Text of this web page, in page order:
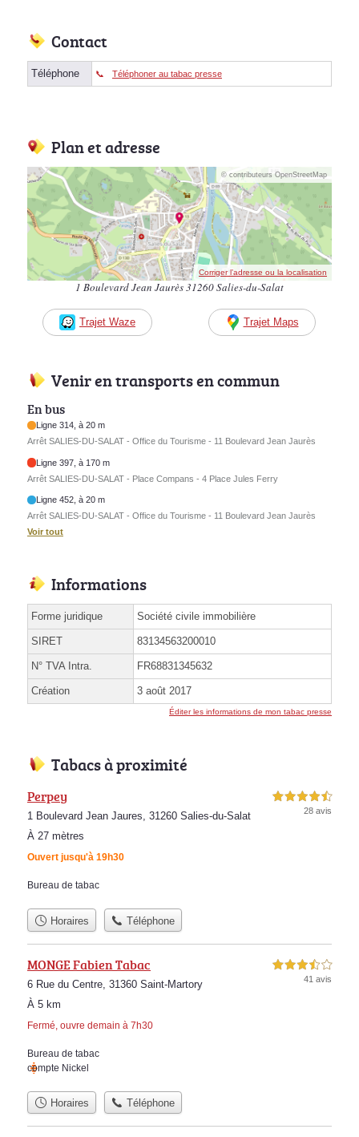
Contact
Téléphone Téléphoner au tabac presse
Plan et adresse
© contributeurs OpenStreetMap
Corriger l’adresse ou la localisation
1 Boulevard Jean Jaurès 31260 Salies-du-Salat
Trajet Waze Trajet Maps
Venir en transports en commun
En bus
Ligne 314, à 20 m
Arrêt SALIES-DU-SALAT - Office du Tourisme - 11 Boulevard Jean Jaurès
Ligne 397, à 170 m
Arrêt SALIES-DU-SALAT - Place Compans - 4 Place Jules Ferry
Ligne 452, à 20 m
Arrêt SALIES-DU-SALAT - Office du Tourisme - 11 Boulevard Jean Jaurès
Voir tout
Informations
Forme juridique Société civile immobilière
SIRET 83134563200010
N° TVA Intra. FR68831345632
Création 3 août 2017
Éditer les informations de mon tabac presse
Tabacs à proximité
Perpey
1 Boulevard Jean Jaures, 31260 Salies-du-Salat
À 27 mètres
Ouvert jusqu'à 19h30
4,5 étoiles sur 5
28 avis
Bureau de tabac
Horaires Téléphone
MONGE Fabien Tabac
6 Rue du Centre, 31360 Saint-Martory
À 5 km
Fermé, ouvre demain à 7h30
3,5 étoiles sur 5
41 avis
Bureau de tabac
compte Nickel
Horaires Téléphone